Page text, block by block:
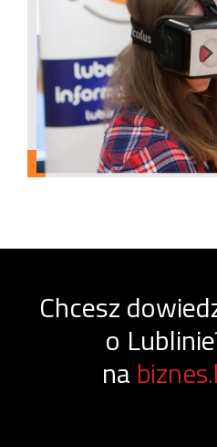
Chcesz
o
na